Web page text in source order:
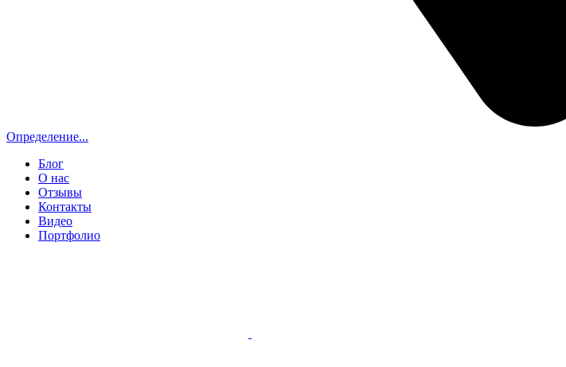
Определение...
Блог
О нас
Отзывы
Контакты
Видео
Портфолио